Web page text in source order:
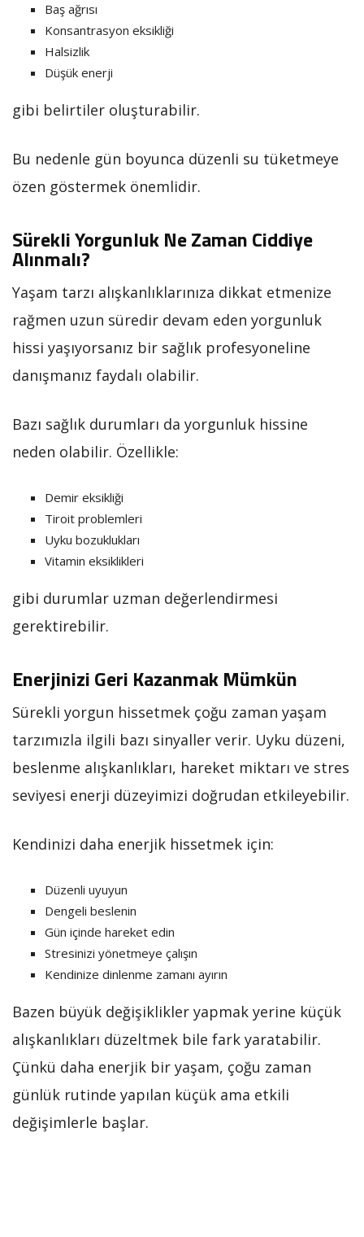
Baş ağrısı
Konsantrasyon eksikliği
Halsizlik
Düşük enerji
gibi belirtiler oluşturabilir.
Bu nedenle gün boyunca düzenli su tüketmeye
özen göstermek önemlidir.
Sürekli Yorgunluk Ne Zaman Ciddiye
Alınmalı?
Yaşam tarzı alışkanlıklarınıza dikkat etmenize
rağmen uzun süredir devam eden yorgunluk
hissi yaşıyorsanız bir sağlık profesyoneline
danışmanız faydalı olabilir.
Bazı sağlık durumları da yorgunluk hissine
neden olabilir. Özellikle:
Demir eksikliği
Tiroit problemleri
Uyku bozuklukları
Vitamin eksiklikleri
gibi durumlar uzman değerlendirmesi
gerektirebilir.
Enerjinizi Geri Kazanmak Mümkün
Sürekli yorgun hissetmek çoğu zaman yaşam
tarzımızla ilgili bazı sinyaller verir. Uyku düzeni,
beslenme alışkanlıkları, hareket miktarı ve stres
seviyesi enerji düzeyimizi doğrudan etkileyebilir.
Kendinizi daha enerjik hissetmek için:
Düzenli uyuyun
Dengeli beslenin
Gün içinde hareket edin
Stresinizi yönetmeye çalışın
Kendinize dinlenme zamanı ayırın
Bazen büyük değişiklikler yapmak yerine küçük
alışkanlıkları düzeltmek bile fark yaratabilir.
Çünkü daha enerjik bir yaşam, çoğu zaman
günlük rutinde yapılan küçük ama etkili
değişimlerle başlar.